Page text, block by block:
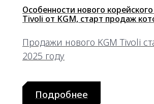
Особенности нового
Tivoli от KGM, старт продаж
Продажи нового KGM Tivoli
2025 году
Подробнее